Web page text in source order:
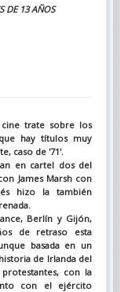
DE 13 AÑOS
trate sobre los
hay títulos muy
caso de '71'.
en cartel dos del
James Marsh con
hizo la también
Berlín y Gijón,
de retraso esta
basada en un
de Irlanda del
con la
con el ejército